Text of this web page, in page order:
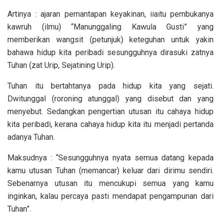
Artinya : ajaran pemantapan keyakinan, iiaitu pembukanya
kawruh (ilmu) “Manunggaling Kawula Gusti” yang
memberikan wangsit (petunjuk) keteguhan untuk yakin
bahawa hidup kita peribadi sesungguhnya dirasuki zatnya
Tuhan (zat Urip, Sejatining Urip).
Tuhan itu bertahtanya pada hidup kita yang sejati.
Dwitunggal (roroning atunggal) yang disebut dan yang
menyebut. Sedangkan pengertian utusan itu cahaya hidup
kita peribadi, kerana cahaya hidup kita itu menjadi pertanda
adanya Tuhan.
Maksudnya : “Sesungguhnya nyata semua datang kepada
kamu utusan Tuhan (memancar) keluar dari dirimu sendiri.
Sebenarnya utusan itu mencukupi semua yang kamu
inginkan, kalau percaya pasti mendapat pengampunan dari
Tuhan”.